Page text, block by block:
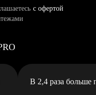
с офертой
В 2,4 раза больше